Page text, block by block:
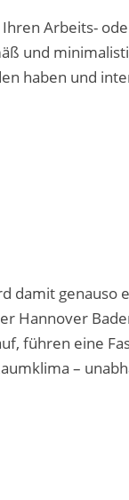
Arbeits-
und
haben und
damit genauso
Hannover
führen eine
–